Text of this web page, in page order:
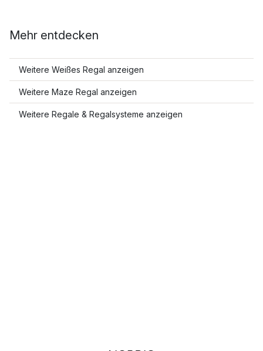
Mehr entdecken
Weitere Weißes Regal anzeigen
Weitere Maze Regal anzeigen
Weitere Regale & Regalsysteme anzeigen